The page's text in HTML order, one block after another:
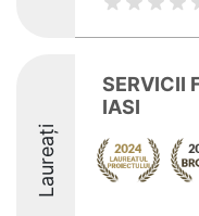
Laureați
SERVICII
IASI